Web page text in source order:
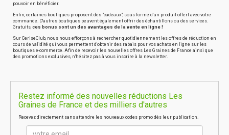
pouvoir en bénéficier.
Enfin, certaines boutiques proposent des "cadeaux", sous forme d'un produit offert avec votre
commande. D'autres boutiques peuvent également offrir des échantillons ou des services.
Gratuits, ces bonus sont un des avantages de la vente en ligne !
Sur CeriseClub, nous nous efforçons à rechercher quotidiennement les offres de réduction en
cours de validité qui vous permettent d'obtenir des rabais pour vos achats en ligne sur les
boutiques e-commerce. Afin de recevoir les nouvelles offres Les Graines de France ainsi que
des promotions exclusives, n'hésitez pas à vous inscrire à la newsletter.
Restez informé des nouvelles réductions Les
Graines de France et des milliers d'autres
Recevez directement sans attendre les nouveaux codes promo dès leur publication.